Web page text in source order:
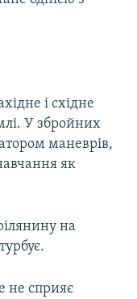
і східне
У збройних
маневрів,
як
на
не сприяє